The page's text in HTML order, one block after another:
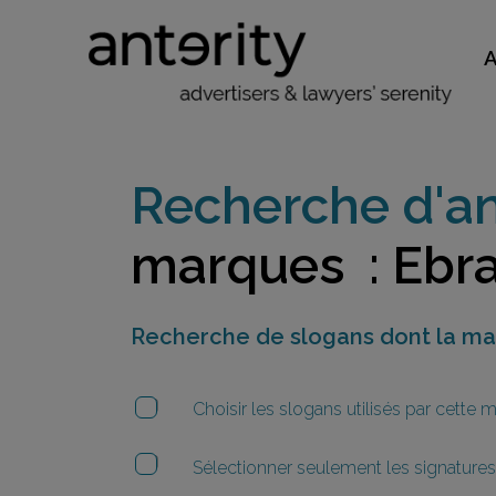
Recherche
marques :
Recherche de slogans dont la
Choisir les slogans utilisés par cette
Sélectionner seulement les